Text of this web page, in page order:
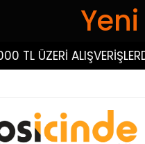
ALIŞVERİŞLERDE